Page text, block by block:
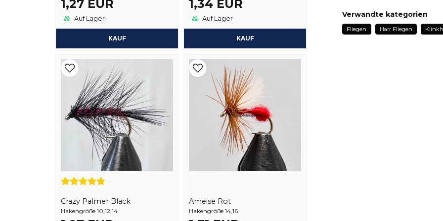
1,27 EUR
Auf Lager
KAUF
1,34 EUR
Auf Lager
KAUF
Crazy Palmer Black
Hakengröße 10,12,14
Ameise Rot
Hakengröße 14,16
James
Verwandte kategorien
Fliegen Harr Fliegen